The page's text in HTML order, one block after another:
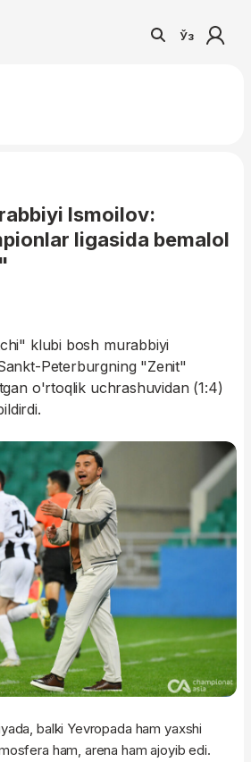
Ўз
Ismoilov:
ligasida bemalol
klubi bosh murabbiyi
Peterburgning "Zenit"
o'rtoqlik uchrashuvidan (1:4)
balki Yevropada ham yaxshi
ham, arena ham ajoyib edi.